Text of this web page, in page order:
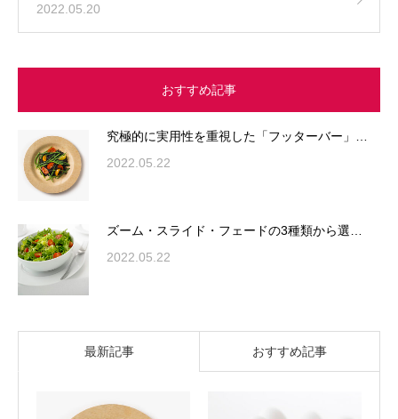
2022.05.20
おすすめ記事
究極的に実用性を重視した「フッターバー」…
2022.05.22
ズーム・スライド・フェードの3種類から選…
2022.05.22
最新記事 おすすめ記事